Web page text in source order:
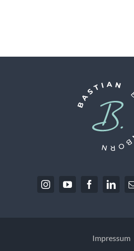
Impressum